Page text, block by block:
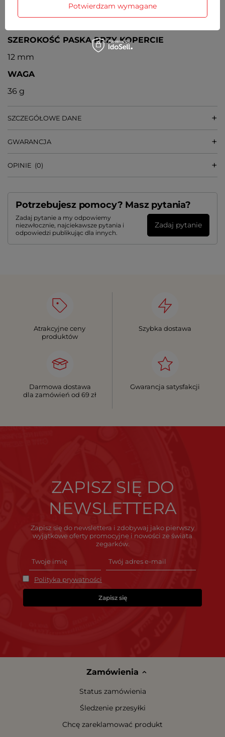
GRUBOŚĆ KOPERTY
SZEROKOŚĆ PASKA PRZY KOPERCIE
12 mm
WAGA
36 g
SZCZEGÓŁOWE DANE
GWARANCJA
OPINIE (0)
Potrzebujesz pomocy? Masz pytania?
Zadaj pytanie a my odpowiemy
niezwłocznie, najciekawsze pytania i
odpowiedzi publikując dla innych.
Zadaj pytanie
Atrakcyjne ceny
produktów
Szybka dostawa
Darmowa dostawa
dla zamówień od 69 zł
Gwarancja satysfakcji
ZAPISZ SIĘ DO
NEWSLETTERA
Zapisz się do newslettera i zdobywaj jako pierwszy
wyjątkowe oferty promocyjne i nowości ze świata
zegarków.
Polityka prywatności
Zapisz się
Zamówienia
Status zamówienia
Śledzenie przesyłki
Chcę zareklamować produkt
Potwierdzam wymagane